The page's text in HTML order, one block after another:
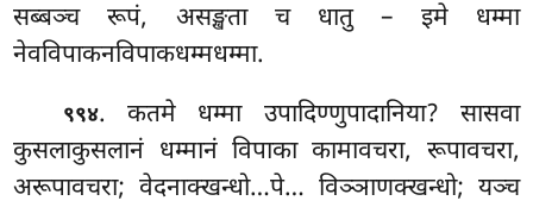
सब्बञ्च रूपं, असङ्खता च धातु – इमे धम्मा
नेवविपाकनविपाकधम्मधम्मा.
९९४. कतमे धम्मा उपादिण्णुपादानिया? सासवा
कुसलाकुसलानं धम्मानं विपाका कामावचरा, रूपावचरा,
अरूपावचरा; वेदनाक्खन्धो…पे… विञ्ञाणक्खन्धो; यञ्च